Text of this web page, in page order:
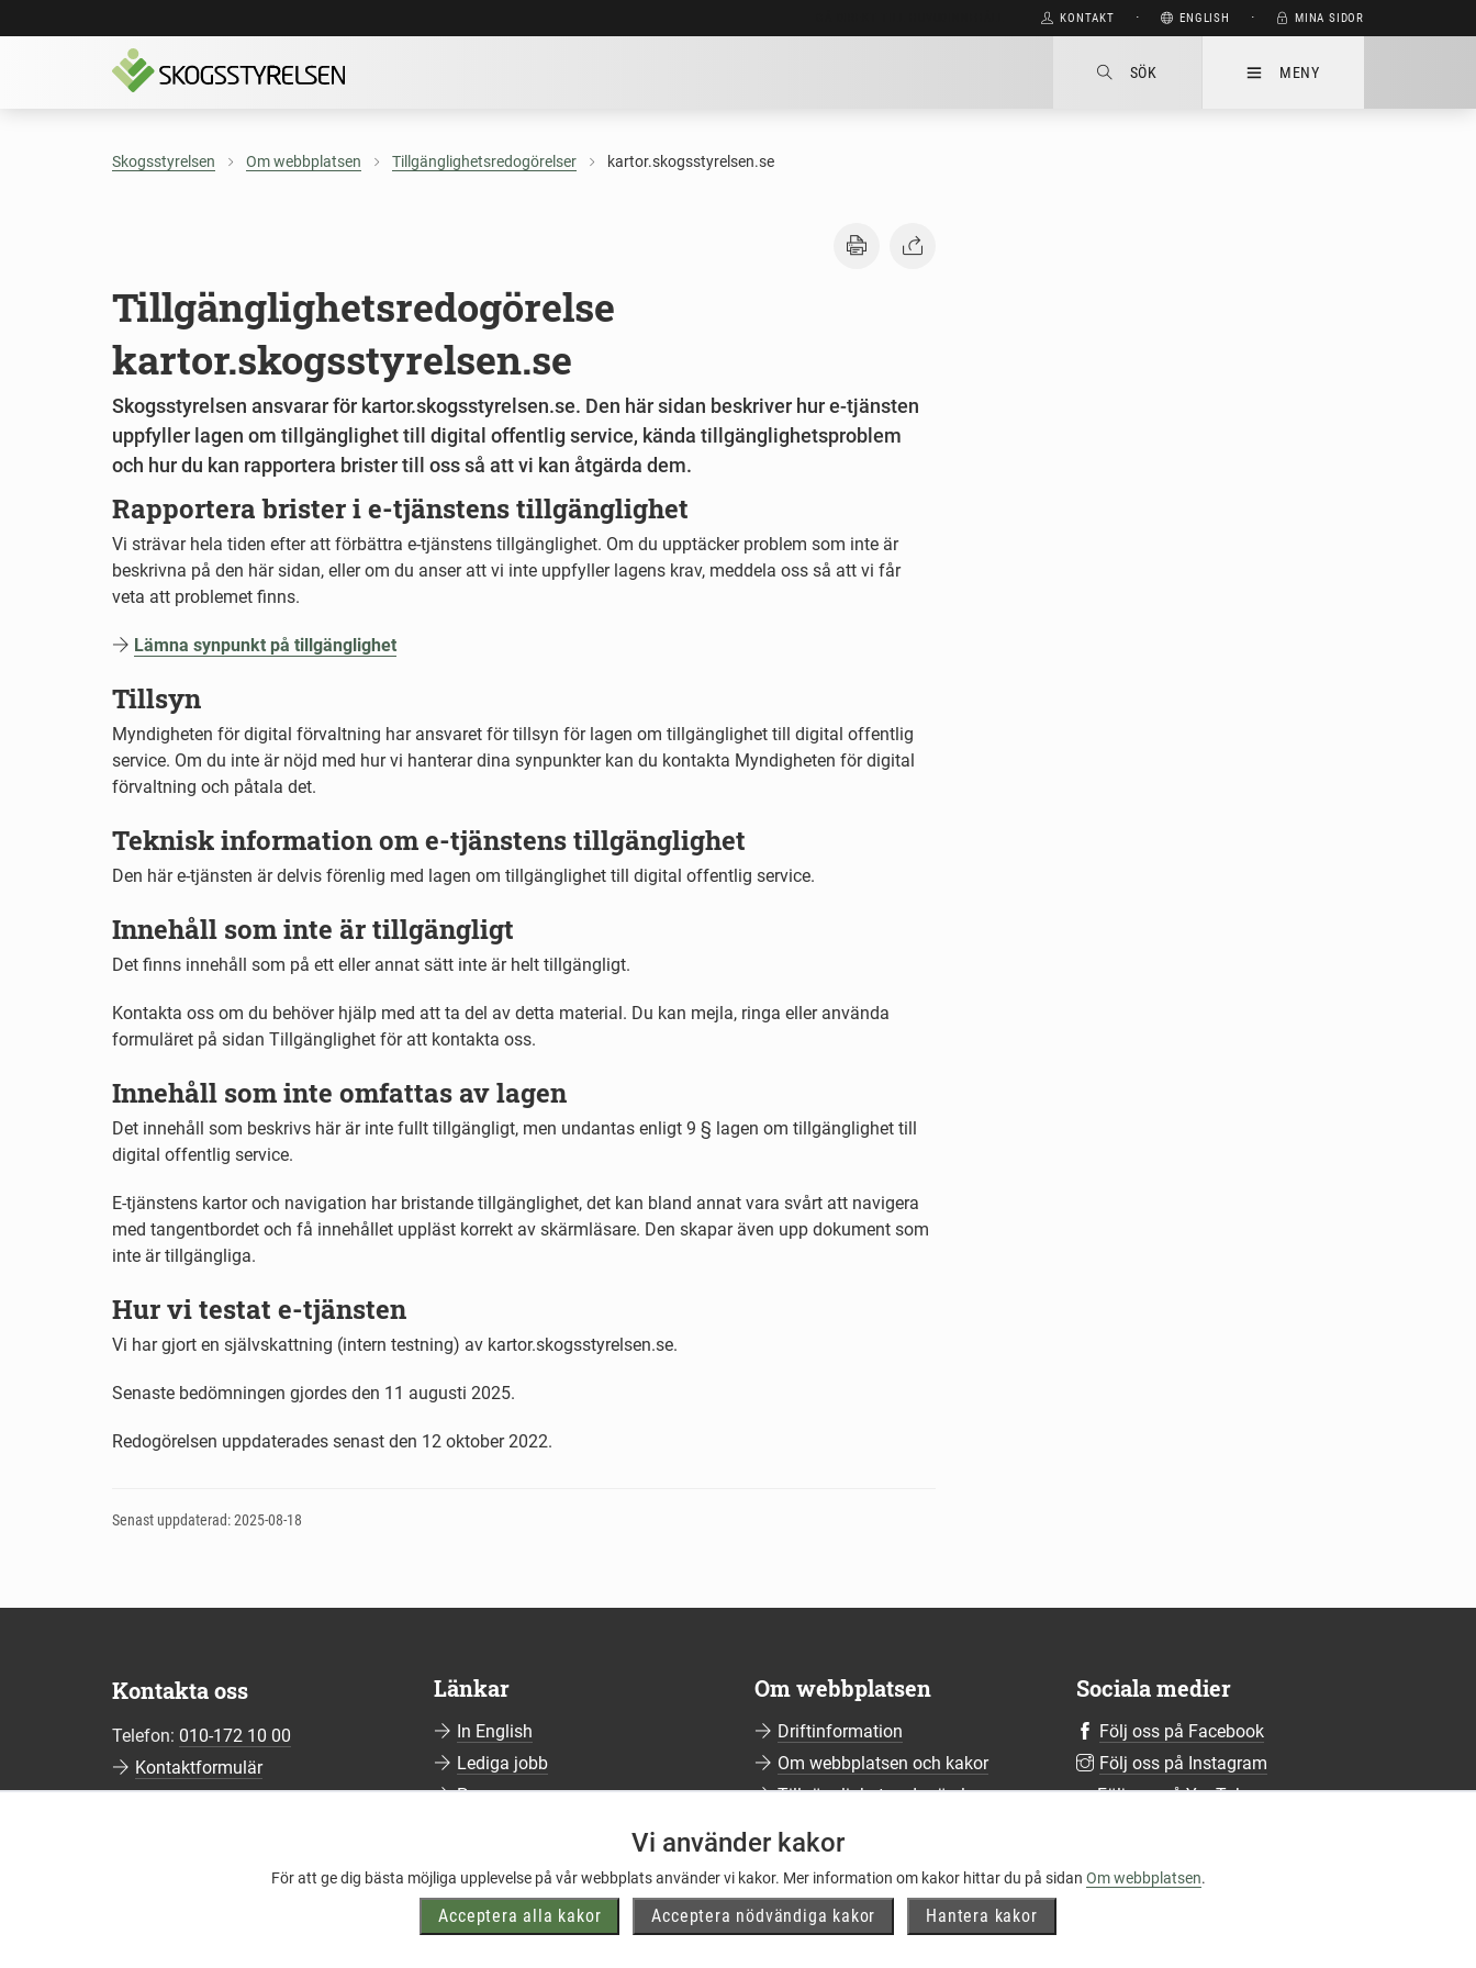
Vi använder kakor
För att ge dig bästa möjliga upplevelse på vår webbplats använder vi kakor. Mer information om kakor hittar du på sidan Om webbplatsen.
Acceptera alla kakor Acceptera nödvändiga kakor Hantera kakor
KONTAKT ⋅ ENGLISH ⋅ MINA SIDOR
SÖK MENY
Skogsstyrelsen Om webbplatsen Tillgänglighetsredogörelser kartor.skogsstyrelsen.se
Tillgänglighetsredogörelse
kartor.skogsstyrelsen.se
Skogsstyrelsen ansvarar för kartor.skogsstyrelsen.se. Den här sidan beskriver hur e-tjänsten
uppfyller lagen om tillgänglighet till digital offentlig service, kända tillgänglighetsproblem
och hur du kan rapportera brister till oss så att vi kan åtgärda dem.
Rapportera brister i e-tjänstens tillgänglighet
Vi strävar hela tiden efter att förbättra e-tjänstens tillgänglighet. Om du upptäcker problem som inte är
beskrivna på den här sidan, eller om du anser att vi inte uppfyller lagens krav, meddela oss så att vi får
veta att problemet finns.
Lämna synpunkt på tillgänglighet
Tillsyn
Myndigheten för digital förvaltning har ansvaret för tillsyn för lagen om tillgänglighet till digital offentlig
service. Om du inte är nöjd med hur vi hanterar dina synpunkter kan du kontakta Myndigheten för digital
förvaltning och påtala det.
Teknisk information om e-tjänstens tillgänglighet
Den här e-tjänsten är delvis förenlig med lagen om tillgänglighet till digital offentlig service.
Innehåll som inte är tillgängligt
Det finns innehåll som på ett eller annat sätt inte är helt tillgängligt.
Kontakta oss om du behöver hjälp med att ta del av detta material. Du kan mejla, ringa eller använda
formuläret på sidan Tillgänglighet för att kontakta oss.
Innehåll som inte omfattas av lagen
Det innehåll som beskrivs här är inte fullt tillgängligt, men undantas enligt 9 § lagen om tillgänglighet till
digital offentlig service.
E-tjänstens kartor och navigation har bristande tillgänglighet, det kan bland annat vara svårt att navigera
med tangentbordet och få innehållet uppläst korrekt av skärmläsare. Den skapar även upp dokument som
inte är tillgängliga.
Hur vi testat e-tjänsten
Vi har gjort en självskattning (intern testning) av kartor.skogsstyrelsen.se.
Senaste bedömningen gjordes den 11 augusti 2025.
Redogörelsen uppdaterades senast den 12 oktober 2022.
Senast uppdaterad: 2025-08-18
Kontakta oss
Telefon: 010-172 10 00
Kontaktformulär
Fler kontaktuppgifter
Länkar
In English
Lediga jobb
Pressrum
Prenumerera på nyhetsbrev
Hantering av personuppgifter
Visselblåsning
Om webbplatsen
Driftinformation
Om webbplatsen och kakor
Tillgänglighetsredogörelser
Sociala medier
Följ oss på Facebook
Följ oss på Instagram
Följ oss på YouTube